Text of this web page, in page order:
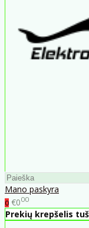
Mano paskyra
0 €000
Prekių krepšelis